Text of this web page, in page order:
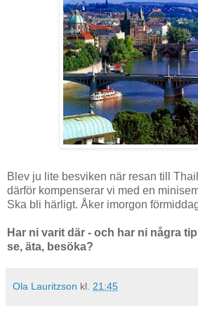
Blev ju lite besviken när resan till
därför kompenserar vi med en
Ska bli härligt. Åker imorgon
Har ni varit där - och har ni några
se, äta, besöka?
Ola Lauritzson kl. 21:45